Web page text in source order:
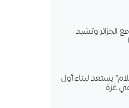
الجزائر وتشيد
يستعد لبناء أول
غزة